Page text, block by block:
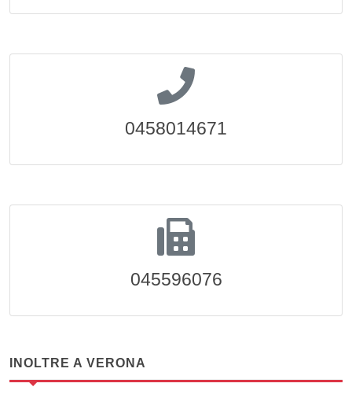
0458014671
045596076
INOLTRE A VERONA